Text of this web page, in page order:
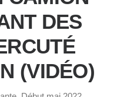
DES
(VIDÉO)